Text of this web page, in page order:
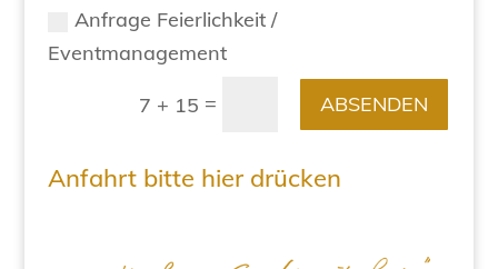
Anfrage Feierlichkeit /
Eventmanagement
7 + 15 = ABSENDEN
Anfahrt bitte hier drücken